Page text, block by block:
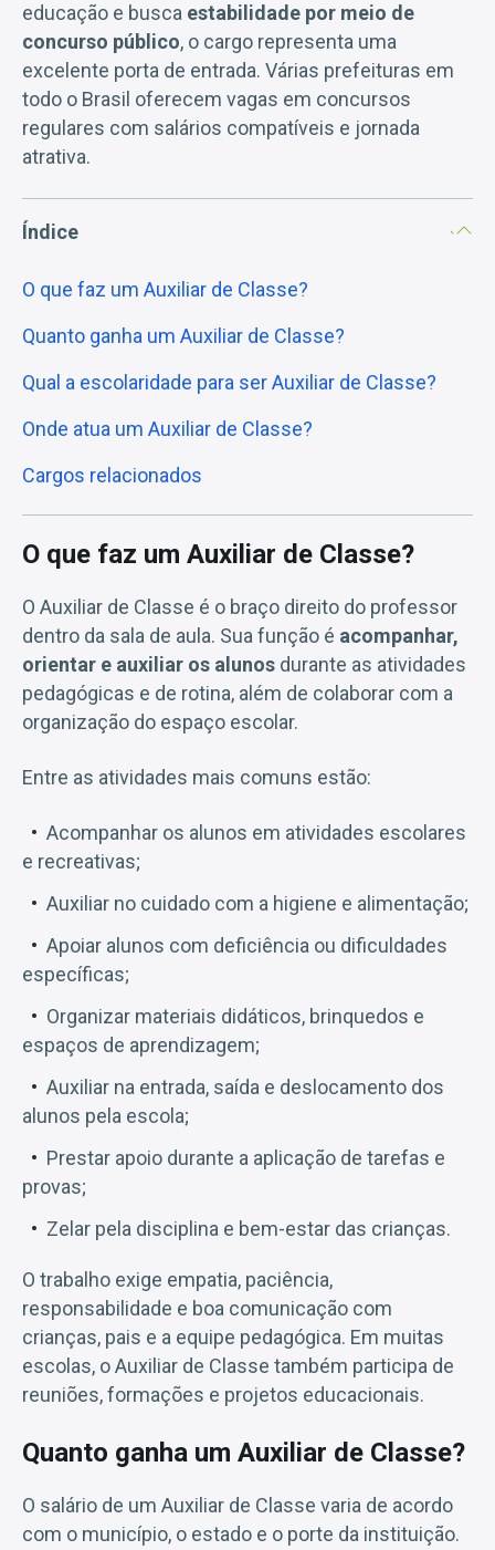
educação e busca estabilidade por meio de
concurso público, o cargo representa uma
excelente porta de entrada. Várias prefeituras em
todo o Brasil oferecem vagas em concursos
regulares com salários compatíveis e jornada
atrativa.
Índice
O que faz um Auxiliar de Classe?
Quanto ganha um Auxiliar de Classe?
Qual a escolaridade para ser Auxiliar de Classe?
Onde atua um Auxiliar de Classe?
Cargos relacionados
O que faz um Auxiliar de Classe?
O Auxiliar de Classe é o braço direito do professor
dentro da sala de aula. Sua função é acompanhar,
orientar e auxiliar os alunos durante as atividades
pedagógicas e de rotina, além de colaborar com a
organização do espaço escolar.
Entre as atividades mais comuns estão:
Acompanhar os alunos em atividades escolares
e recreativas;
Auxiliar no cuidado com a higiene e alimentação;
Apoiar alunos com deficiência ou dificuldades
específicas;
Organizar materiais didáticos, brinquedos e
espaços de aprendizagem;
Auxiliar na entrada, saída e deslocamento dos
alunos pela escola;
Prestar apoio durante a aplicação de tarefas e
provas;
Zelar pela disciplina e bem-estar das crianças.
O trabalho exige empatia, paciência,
responsabilidade e boa comunicação com
crianças, pais e a equipe pedagógica. Em muitas
escolas, o Auxiliar de Classe também participa de
reuniões, formações e projetos educacionais.
Quanto ganha um Auxiliar de Classe?
O salário de um Auxiliar de Classe varia de acordo
com o município, o estado e o porte da instituição.